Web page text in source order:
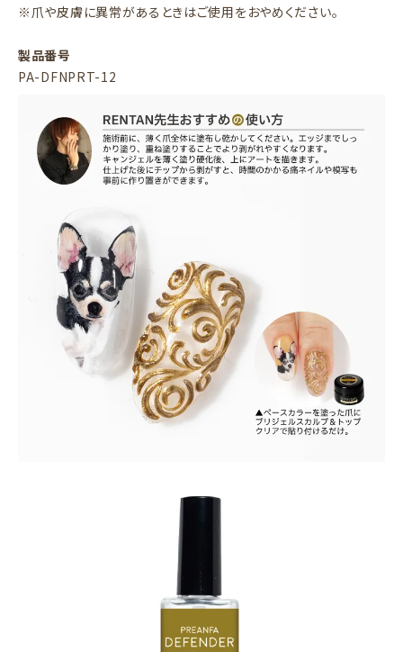
※爪や皮膚に異常があるときはご使用をおやめください。
製品番号
PA-DFNPRT-12